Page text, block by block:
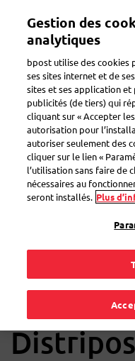
contenu
Toggle navigation
Comment ça fonctionne ?
Est-il
avec
envoi
Gestion des
analytiques
bpost utilise des cookies
ses sites internet et de
sites et ses application
publicités (de tiers) qui
cliquant sur « Accepter
autorisation pour
autoriser seulement des
cliquer sur le lien «
l’utilisation sans faire de
nécessaires au
seront installés. Plus